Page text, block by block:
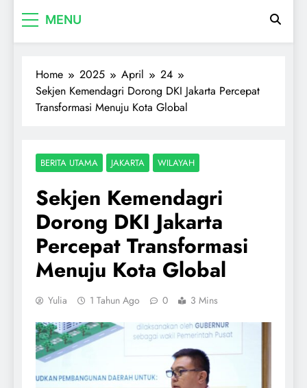
MENU
Home 2025 April
24
Sekjen Kemendagri Dorong DKI Jakarta Percepat
Transformasi Menuju Kota Global
BERITA UTAMA JAKARTA WILAYAH
Sekjen Kemendagri
Dorong DKI Jakarta
Percepat Transformasi
Menuju Kota Global
Yulia 1 Tahun Ago 0 3 Mins